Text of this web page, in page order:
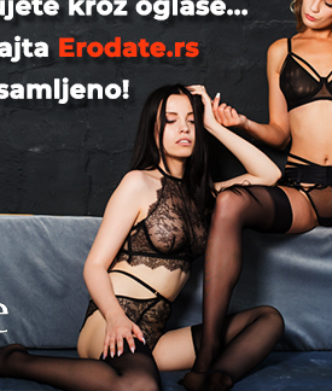
cist uredan smestaj,mozete
voli da je dugo ližu. SMS